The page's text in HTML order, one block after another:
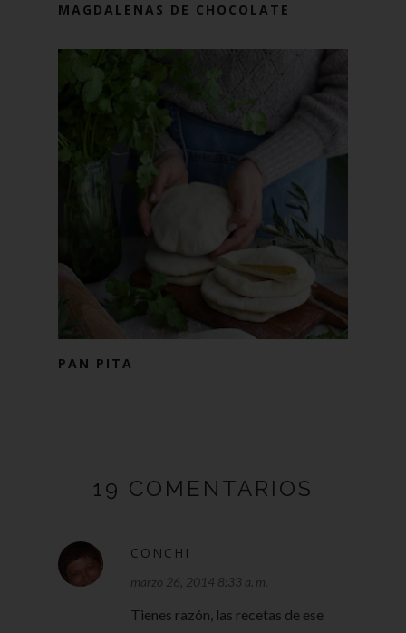
MAGDALENAS DE CHOCOLATE
PAN PITA
19 COMENTARIOS
CONCHI
marzo 26, 2014 8:33 a. m.
Tienes razón, las recetas de ese